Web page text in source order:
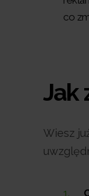
co
Jak
Wiesz